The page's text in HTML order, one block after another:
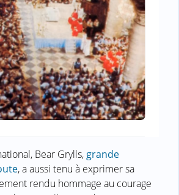
Bear Grylls, grande
, a aussi tenu à exprimer sa
rendu hommage au courage